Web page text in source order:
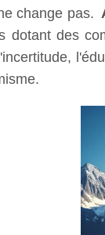
change pas.
dotant des